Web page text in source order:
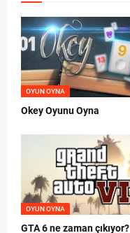
OYUN OYNA
Okey Oyunu Oyna
OYUN OYNA
GTA 6 ne zaman çıkıyor?